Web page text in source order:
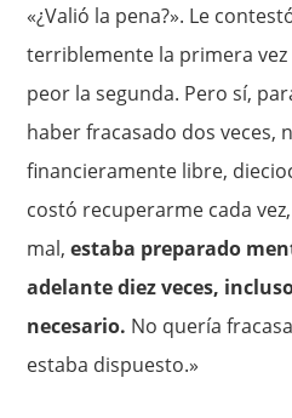
«¿Valió la pena?». Le
terriblemente la primera vez
peor la segunda. Pero sí,
haber fracasado dos veces,
financieramente libre,
costó recuperarme cada
mal,estaba preparado
adelante diez veces,
necesario. No quería
estaba dispuesto.»